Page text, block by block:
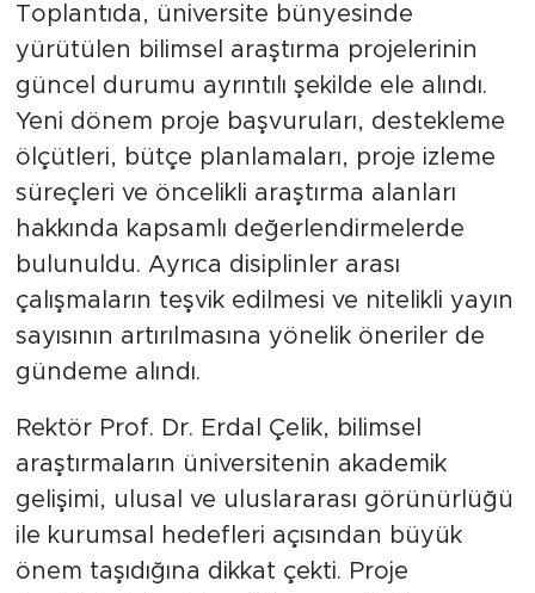
Toplantıda, üniversite bünyesinde
yürütülen bilimsel araştırma projelerinin
güncel durumu ayrıntılı şekilde ele alındı.
Yeni dönem proje başvuruları, destekleme
ölçütleri, bütçe planlamaları, proje izleme
süreçleri ve öncelikli araştırma alanları
hakkında kapsamlı değerlendirmelerde
bulunuldu. Ayrıca disiplinler arası
çalışmaların teşvik edilmesi ve nitelikli yayın
sayısının artırılmasına yönelik öneriler de
gündeme alındı.
Rektör Prof. Dr. Erdal Çelik, bilimsel
araştırmaların üniversitenin akademik
gelişimi, ulusal ve uluslararası görünürlüğü
ile kurumsal hedefleri açısından büyük
önem taşıdığına dikkat çekti. Proje